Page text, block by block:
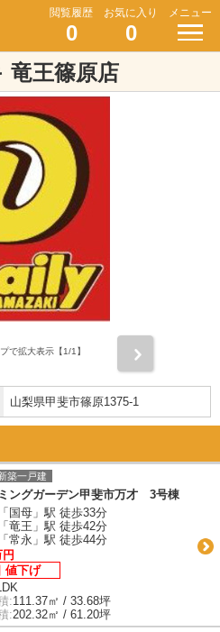
閲覧履歴
0
お気に入り
0
メニュー
竜王篠原店
で拡大表示【1/1】
山梨県甲斐市篠原1375-1
築一戸建
ングガーデン甲斐市万才 3号棟
国母」駅 徒歩33分
竜王」駅 徒歩42分
常永」駅 徒歩44分
円
値下げ
:111.37㎡ / 33.68坪
:202.32㎡ / 61.20坪